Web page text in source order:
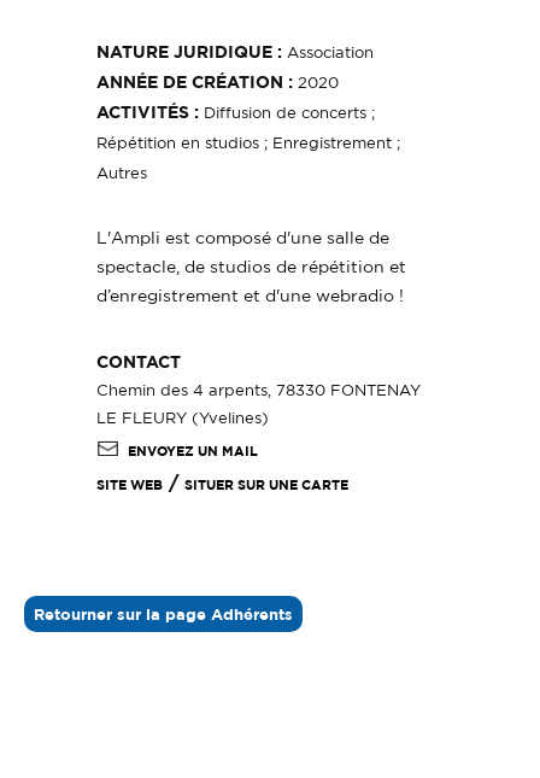
NATURE JURIDIQUE : Association
ANNÉE DE CRÉATION : 2020
ACTIVITÉS : Diffusion de concerts ;
Répétition en studios ; Enregistrement ;
Autres
L'Ampli est composé d'une salle de
spectacle, de studios de répétition et
d’enregistrement et d'une webradio !
CONTACT
Chemin des 4 arpents, 78330 FONTENAY
LE FLEURY (Yvelines)
ENVOYEZ UN MAIL
SITE WEB / SITUER SUR UNE CARTE
Retourner sur la page Adhérents